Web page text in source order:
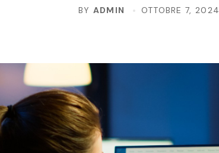
BY ADMIN OTTOBRE 7, 2024